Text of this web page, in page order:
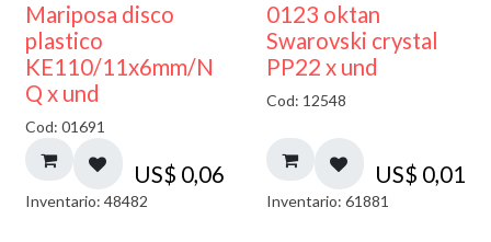
Mariposa disco
plastico
KE110/11x6mm/N
Q x und
Cod: 01691
US$ 0,06
Inventario: 48482
0123 oktan
Swarovski crystal
PP22 x und
Cod: 12548
US$ 0,01
Inventario: 61881